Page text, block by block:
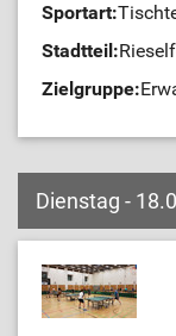
Sportart:
Stadtteil:
Zielgruppe:
Dienstag -